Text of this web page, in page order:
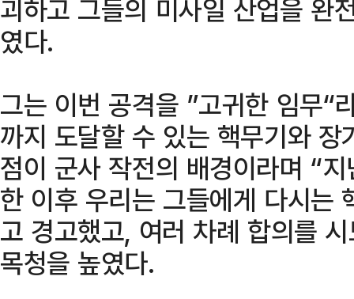
괴하고 그들의 미사일 산업을 완
였다.
그는 이번 공격을 ”고귀한 임무“
까지 도달할 수 있는 핵무기와
점이 군사 작전의 배경이라며 “
한 이후 우리는 그들에게 다시는
고 경고했고, 여러 차례 합의를
목청을 높였다.